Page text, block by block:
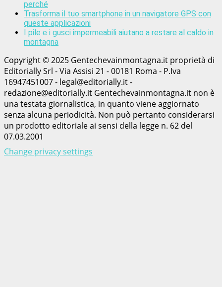
perché
Trasforma il tuo smartphone in un navigatore GPS con
queste applicazioni
I pile e i gusci impermeabili aiutano a restare al caldo in
montagna
Copyright © 2025 Gentechevainmontagna.it proprietà di
Editorially Srl - Via Assisi 21 - 00181 Roma - P.Iva
16947451007 - legal@editorially.it -
redazione@editorially.it Gentechevainmontagna.it non è
una testata giornalistica, in quanto viene aggiornato
senza alcuna periodicità. Non può pertanto considerarsi
un prodotto editoriale ai sensi della legge n. 62 del
07.03.2001
Change privacy settings